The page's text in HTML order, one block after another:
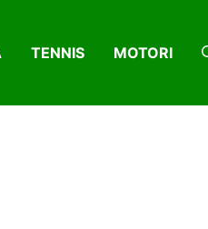
TENNIS MOTORI